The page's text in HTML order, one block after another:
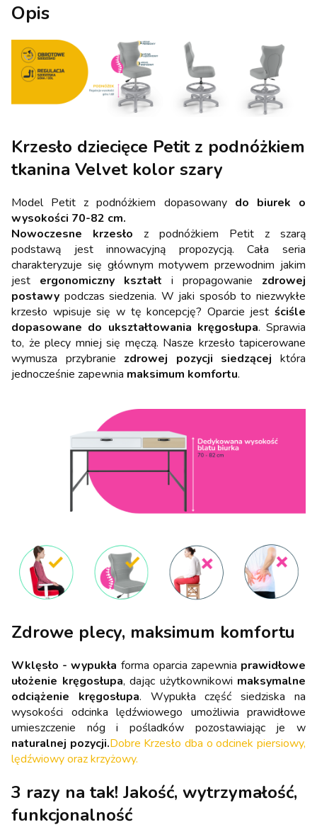
Opis
Krzesło dziecięce Petit z podnóżkiem
tkanina Velvet kolor szary
Model Petit z podnóżkiem dopasowany do biurek o
wysokości 70-82 cm.
Nowoczesne krzesło z podnóżkiem Petit z szarą
podstawą jest innowacyjną propozycją. Cała seria
charakteryzuje się głównym motywem przewodnim jakim
jest ergonomiczny kształt i propagowanie zdrowej
postawy podczas siedzenia. W jaki sposób to niezwykłe
krzesło wpisuje się w tę koncepcję? Oparcie jest ściśle
dopasowane do ukształtowania kręgosłupa. Sprawia
to, że plecy mniej się męczą. Nasze krzesło tapicerowane
wymusza przybranie zdrowej pozycji siedzącej która
jednocześnie zapewnia maksimum komfortu.
Zdrowe plecy, maksimum komfortu
Wklęsło - wypukła forma oparcia zapewnia prawidłowe
ułożenie kręgosłupa, dając użytkownikowi maksymalne
odciążenie kręgosłupa. Wypukła część siedziska na
wysokości odcinka lędźwiowego umożliwia prawidłowe
umieszczenie nóg i pośladków pozostawiając je w
naturalnej pozycji.Dobre Krzesło dba o odcinek piersiowy,
lędźwiowy oraz krzyżowy.
3 razy na tak! Jakość, wytrzymałość,
funkcjonalność